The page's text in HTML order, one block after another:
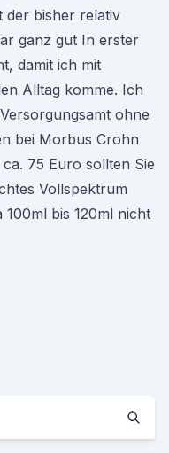
der bisher relativ
ganz gut In erster
damit ich mit
Alltag komme. Ich
ohne
bei Morbus Crohn
75 Euro sollten Sie
Vollspektrum
bis 120ml nicht